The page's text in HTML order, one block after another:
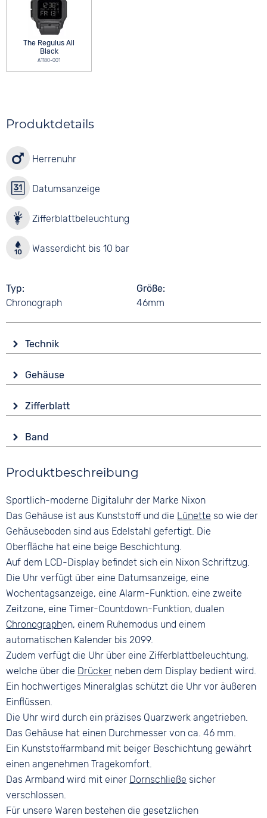
The Regulus All
Black
A1180-001
Produktdetails
Herrenuhr
Datumsanzeige
Zifferblattbeleuchtung
Wasserdicht bis 10 bar
Typ
Chronograph
Größe
46mm
Technik
Batterie (Quarz)
Funktionen
Alarm
Datumsanzeige
Wochentagsanzeige
Zifferblattbeleuchtung
Wasserdicht
10 bar
Gehäuse
Mineralglas
Form
Eckig
Material
Farbe
Braun
Zifferblatt
Digital
Keine
Band
Beige
Material
Kunststoff
Bandschließe
Dornschließe
Produktbeschreibung
Sportlich-moderne Digitaluhr der Marke Nixon
Das Gehäuse ist aus Kunststoff und die Lünette so wie der
Gehäuseboden sind aus Edelstahl gefertigt. Die
Oberfläche hat eine beige Beschichtung.
Auf dem LCD-Display befindet sich ein Nixon Schriftzug.
Die Uhr verfügt über eine Datumsanzeige, eine
Wochentagsanzeige, eine Alarm-Funktion, eine zweite
Zeitzone, eine Timer-Countdown-Funktion, dualen
Chronographen, einem Ruhemodus und einem
automatischen Kalender bis 2099.
Zudem verfügt die Uhr über eine Zifferblattbeleuchtung,
welche über die Drücker neben dem Display bedient wird.
Ein hochwertiges Mineralglas schützt die Uhr vor äußeren
Einflüssen.
Die Uhr wird durch ein präzises Quarzwerk angetrieben.
Das Gehäuse hat einen Durchmesser von ca. 46 mm.
Ein Kunststoffarmband mit beiger Beschichtung gewährt
einen angenehmen Tragekomfort.
Das Armband wird mit einer Dornschließe sicher
verschlossen.
Für unsere Waren bestehen die gesetzlichen